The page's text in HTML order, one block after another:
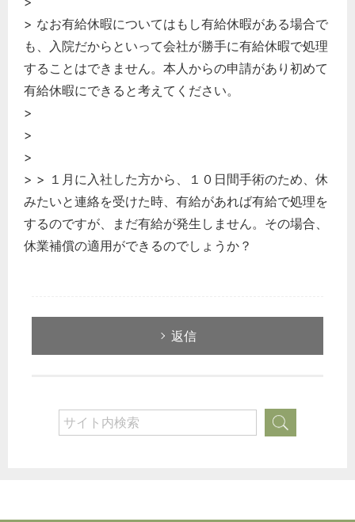
> なお有給休暇についてはもし有給休暇がある場合で
も、入院だからといって会社が勝手に有給休暇で処理
することはできません。本人からの申請があり初めて
有給休暇にできると考えてください。
>
>
>
> > １月に入社した方から、１０日間手術のため、休
みたいと連絡を受けた時、有給があれば有給で処理を
するのですが、まだ有給が発生しません。その場合、
休業補償の適用ができるのでしょうか？
返信